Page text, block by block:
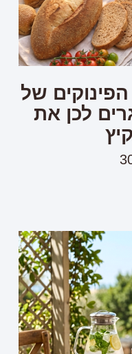
של
לכן את